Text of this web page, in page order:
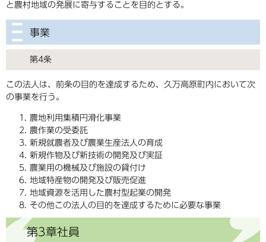
と農村地域の発展に寄与することを目的とする。
事業
第4条
この法人は、前条の目的を達成するため、久万高原町内において次
の事業を行う。
農地利用集積円滑化事業
農作業の受委託
新規就農者及び農業生産法人の育成
新規作物及び新技術の開発及び実証
農業用の機械及び施設の貸付け
地域特産物の開発及び販売促進
地域資源を活用した農村型起業の開発
その他この法人の目的を達成するために必要な事業
第3章社員